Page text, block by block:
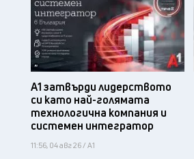
А1 затвърди лидерството
си като най-голямата
технологична компания и
системен интегратор
11:56, 04 авг 26 / А1